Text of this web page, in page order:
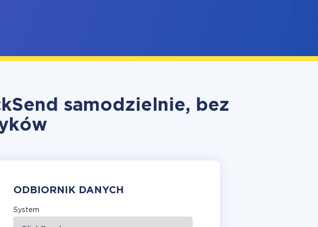
samodzielnie, bez
ODBIORNIK DANYCH
System